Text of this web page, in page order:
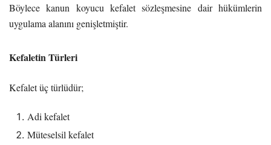
Böylece kanun koyucu kefalet sözleşmesine dair hükümlerin
uygulama alanını genişletmiştir.
Kefaletin Türleri
Kefalet üç türlüdür;
Adi kefalet
Müteselsil kefalet